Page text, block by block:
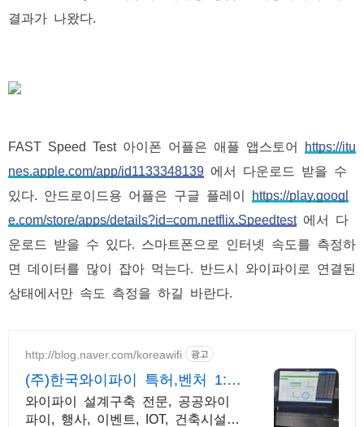
결과가 나왔다.
FAST Speed Test 아이폰 어플은 애플 앱스토어 https://itu
nes.apple.com/app/id1133348139 에서 다운로드 받을 수
있다. 안드로이드용 어플은 구글 플레이 https://play.googl
e.com/store/apps/details?id=com.netflix.Speedtest에서 다
운로드 받을 수 있다. 스마트폰으로 인터넷 속도를 측정하
면 데이터를 많이 잡아 먹는다. 반드시 와이파이로 연결된
상태에서만 속도 측정을 하길 바란다.
http://blog.naver.com/koreawifi 광고
(주)한국와이파이 특허,벤처 1:1
맞춤 상담 및 견적
와이파이 설계구축 전문, 공공와이
파이, 행사, 이벤트, IOT, 건축시설